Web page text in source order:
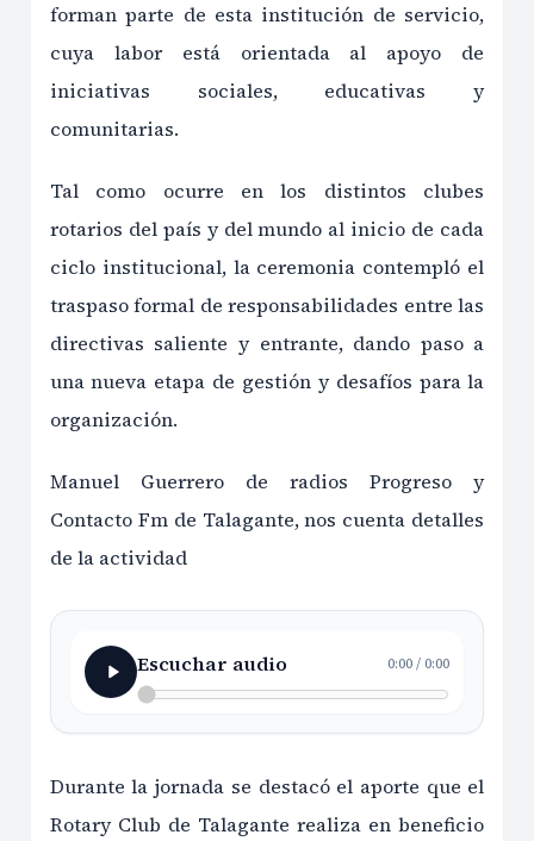
forman parte de esta institución de servicio,
cuya labor está orientada al apoyo de
iniciativas sociales, educativas y
comunitarias.
Tal como ocurre en los distintos clubes
rotarios del país y del mundo al inicio de cada
ciclo institucional, la ceremonia contempló el
traspaso formal de responsabilidades entre las
directivas saliente y entrante, dando paso a
una nueva etapa de gestión y desafíos para la
organización.
Manuel Guerrero de radios Progreso y
Contacto Fm de Talagante, nos cuenta detalles
de la actividad
Escuchar audio 0:00/0:00
Durante la jornada se destacó el aporte que el
Rotary Club de Talagante realiza en beneficio